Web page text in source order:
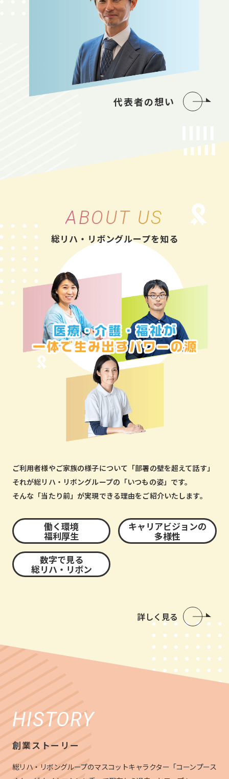
代表者の想い
ABOUT US
総リハ・リボングループを知る
ご利用者様やご家族の様子について「部署の壁を超えて話す」
それが総リハ・リボングループの「いつもの姿」です。
そんな「当たり前」が実現できる理由をご紹介いたします。
働く環境
福利厚生
キャリアビジョンの
多様性
数字で見る
総リハ・リボン
詳しく見る
HISTORY
創業ストーリー
総リハ・リボングループのマスコットキャラクター「コーンプース